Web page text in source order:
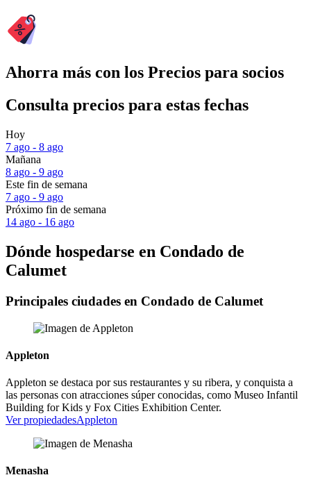
Ahorra más con los Precios para socios
Consulta precios para estas fechas
Hoy
7 ago - 8 ago
Mañana
8 ago - 9 ago
Este fin de semana
7 ago - 9 ago
Próximo fin de semana
14 ago - 16 ago
Dónde hospedarse en Condado de
Calumet
Principales ciudades en Condado de Calumet
Appleton
Appleton se destaca por sus restaurantes y su ribera, y conquista a
las personas con atracciones súper conocidas, como Museo Infantil
Building for Kids y Fox Cities Exhibition Center.
Ver propiedadesAppleton
Menasha